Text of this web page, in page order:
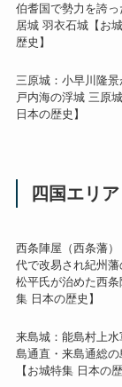
伯耆国で勢力を誇
居城 羽衣石城【お
歴史】
三原城：小早川隆
戸内海の浮城 三原
日本の歴史】
四国エリア
西条陣屋（西条藩
代で改易され紀州
松平氏が治めた西
集 日本の歴史】
来島城：能島村上
島通直・来島通総
【お城特集 日本の歴